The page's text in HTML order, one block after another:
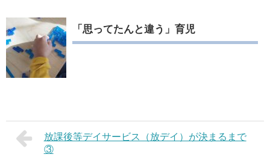
「思ってたんと違う」育児
放課後等デイサービス（放デイ）が決まるまで
③